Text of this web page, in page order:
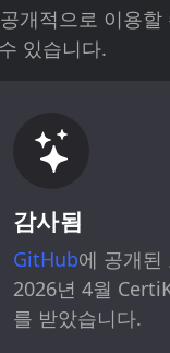
개적으로 이용할
있습니다.
감사됨
GitHub에 공개된
2026년 4월
를 받았습니다.